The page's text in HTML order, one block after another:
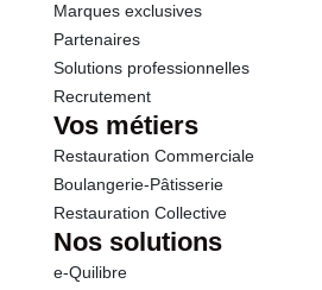
Marques exclusives
Partenaires
Solutions professionnelles
Recrutement
Vos métiers
Restauration Commerciale
Boulangerie-Pâtisserie
Restauration Collective
Nos solutions
e-Quilibre